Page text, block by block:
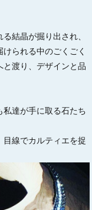
結晶が掘り出され、
られる中のごくごく
渡り、デザインと品
達が手に取る石たち
線でカルティエを捉